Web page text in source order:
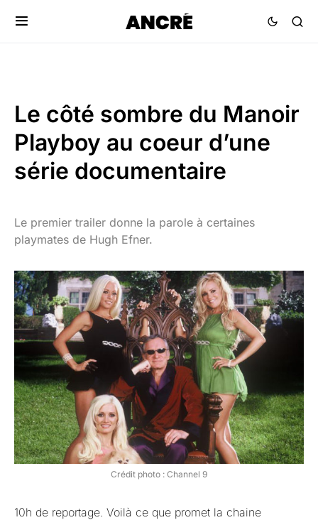
Le côté sombre du Manoir
Playboy au coeur d’une
série documentaire
Le premier trailer donne la parole à certaines
playmates de Hugh Efner.
Crédit photo : Channel 9
10h de reportage. Voilà ce que promet la chaine